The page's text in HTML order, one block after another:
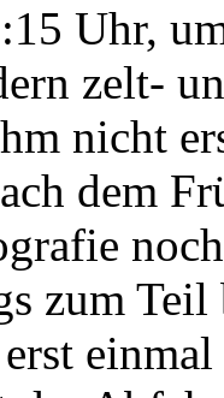
Uhr,
zelt-
nicht
dem
zum Teil